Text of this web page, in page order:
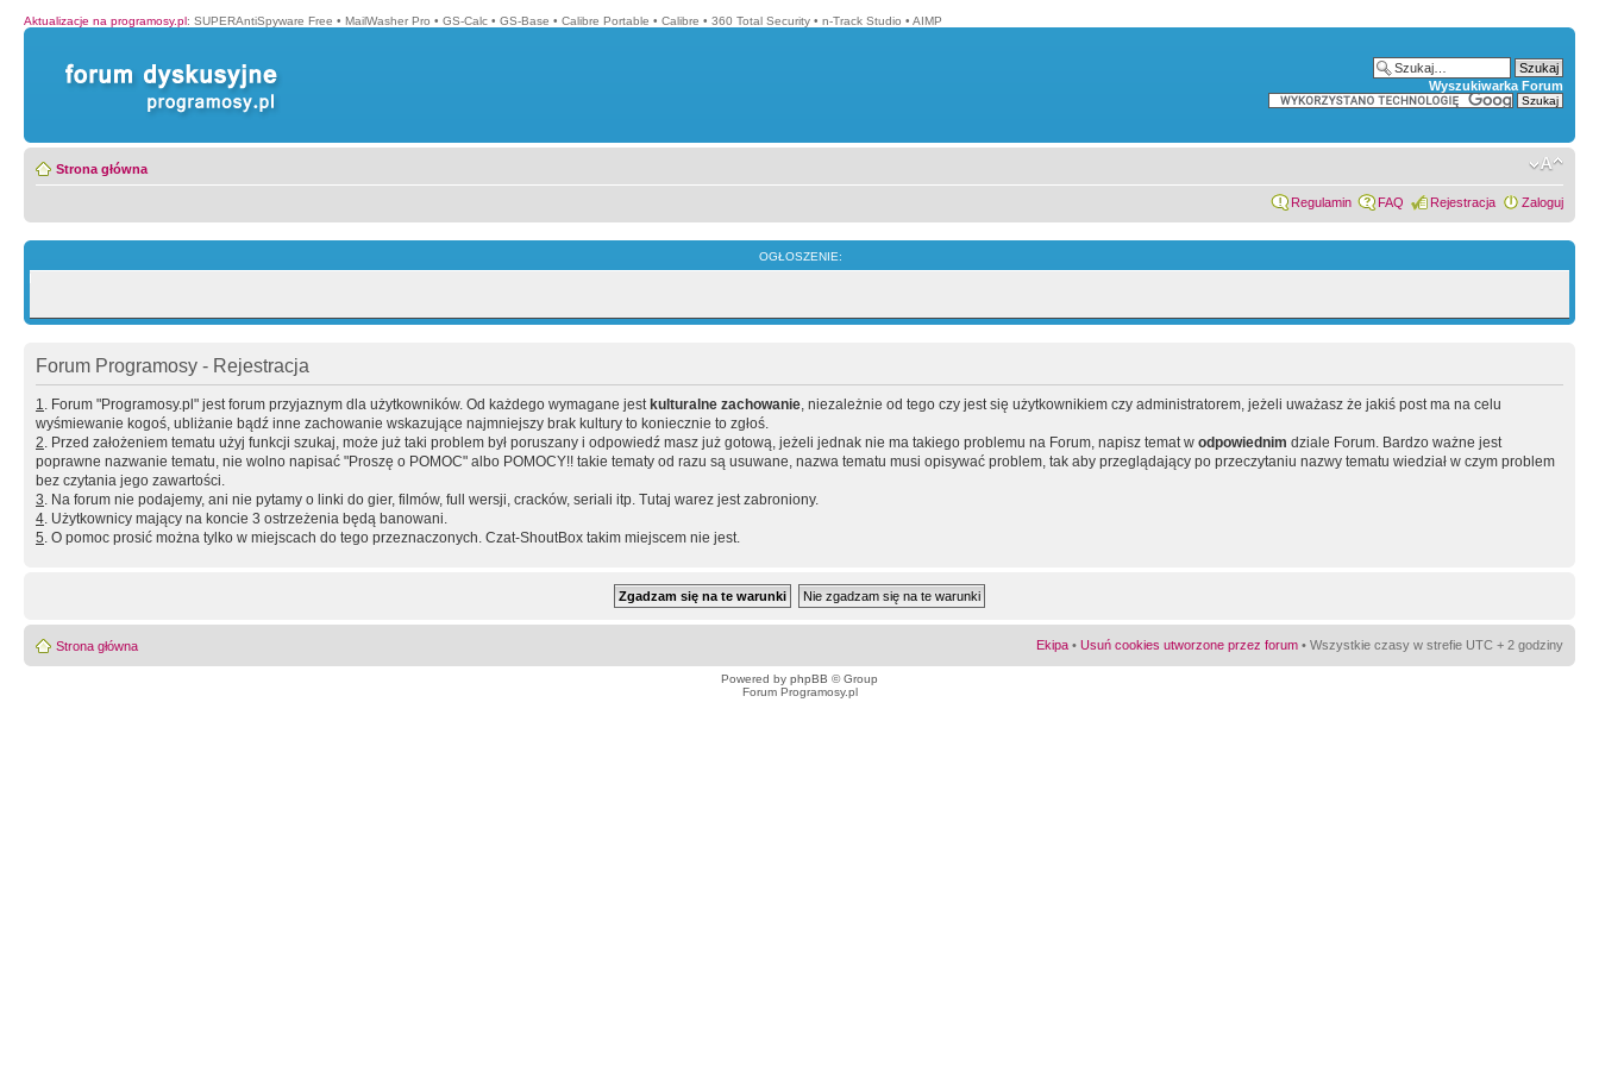
Aktualizacje na programosy.pl: SUPERAntiSpyware Free • MailWasher Pro • GS-Calc • GS-Base • Calibre Portable • Calibre • 360 Total Security • n-Track Studio • AIMP
Wyszukiwarka Forum
Strona główna
Regulamin FAQ Rejestracja Zaloguj
OGŁOSZENIE:
Forum Programosy - Rejestracja
1. Forum "Programosy.pl" jest forum przyjaznym dla użytkowników. Od każdego wymagane jest kulturalne zachowanie, niezależnie od tego czy jest się użytkownikiem czy administratorem, jeżeli uważasz że jakiś post ma na celu
wyśmiewanie kogoś, ubliżanie bądź inne zachowanie wskazujące najmniejszy brak kultury to koniecznie to zgłoś.
2. Przed założeniem tematu użyj funkcji szukaj, może już taki problem był poruszany i odpowiedź masz już gotową, jeżeli jednak nie ma takiego problemu na Forum, napisz temat w odpowiednim dziale Forum. Bardzo ważne jest
poprawne nazwanie tematu, nie wolno napisać "Proszę o POMOC" albo POMOCY!! takie tematy od razu są usuwane, nazwa tematu musi opisywać problem, tak aby przeglądający po przeczytaniu nazwy tematu wiedział w czym problem
bez czytania jego zawartości.
3. Na forum nie podajemy, ani nie pytamy o linki do gier, filmów, full wersji, cracków, seriali itp. Tutaj warez jest zabroniony.
4. Użytkownicy mający na koncie 3 ostrzeżenia będą banowani.
5. O pomoc prosić można tylko w miejscach do tego przeznaczonych. Czat-ShoutBox takim miejscem nie jest.
Strona główna Ekipa • Usuń cookies utworzone przez forum • Wszystkie czasy w strefie UTC + 2 godziny
Powered by phpBB © Group
Forum Programosy.pl